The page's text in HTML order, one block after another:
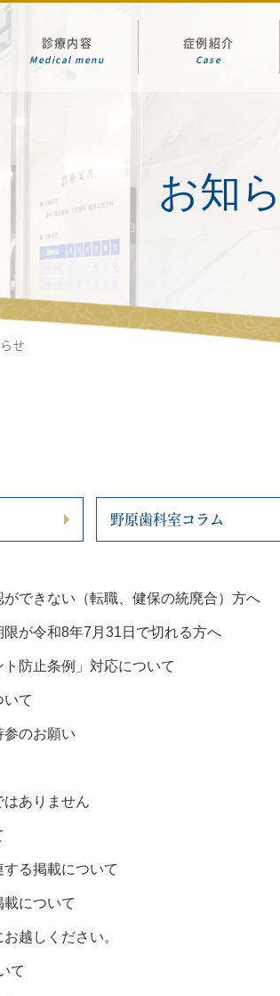
診療内容
Medical menu
症例紹介
Case
お知
せ
野原歯科室コラム
できない（転職、健保の統廃合）方へ
が令和8年7月31日で切れる方へ
ト防止条例」対応について
いて
のお願い
はありません
る掲載について
について
越しください。
て